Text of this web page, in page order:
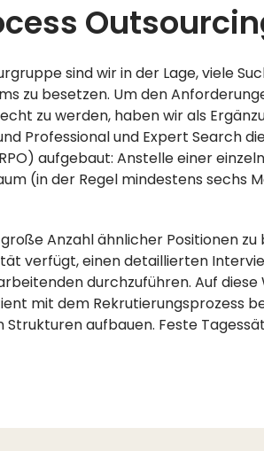
sind wir in der Lage, viele
zu besetzen. Um den
zu werden, haben wir als
Professional und Expert Search
aufgebaut: Anstelle einer
(in der Regel mindestens sechs
Anzahl ähnlicher Positionen
verfügt, einen detaillierten
durchzuführen. Auf diese
mit dem Rekrutierungsprozess
aufbauen. Feste